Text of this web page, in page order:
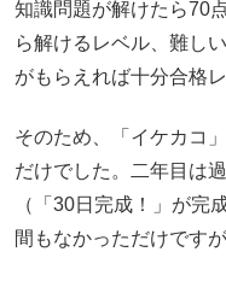
知識問題が解けたら70
ら解けるレベル、難し
がもらえれば十分合格
そのため、「イケカコ
だけでした。二年目は
（「30日完成！」が完
間もなかっただけですが